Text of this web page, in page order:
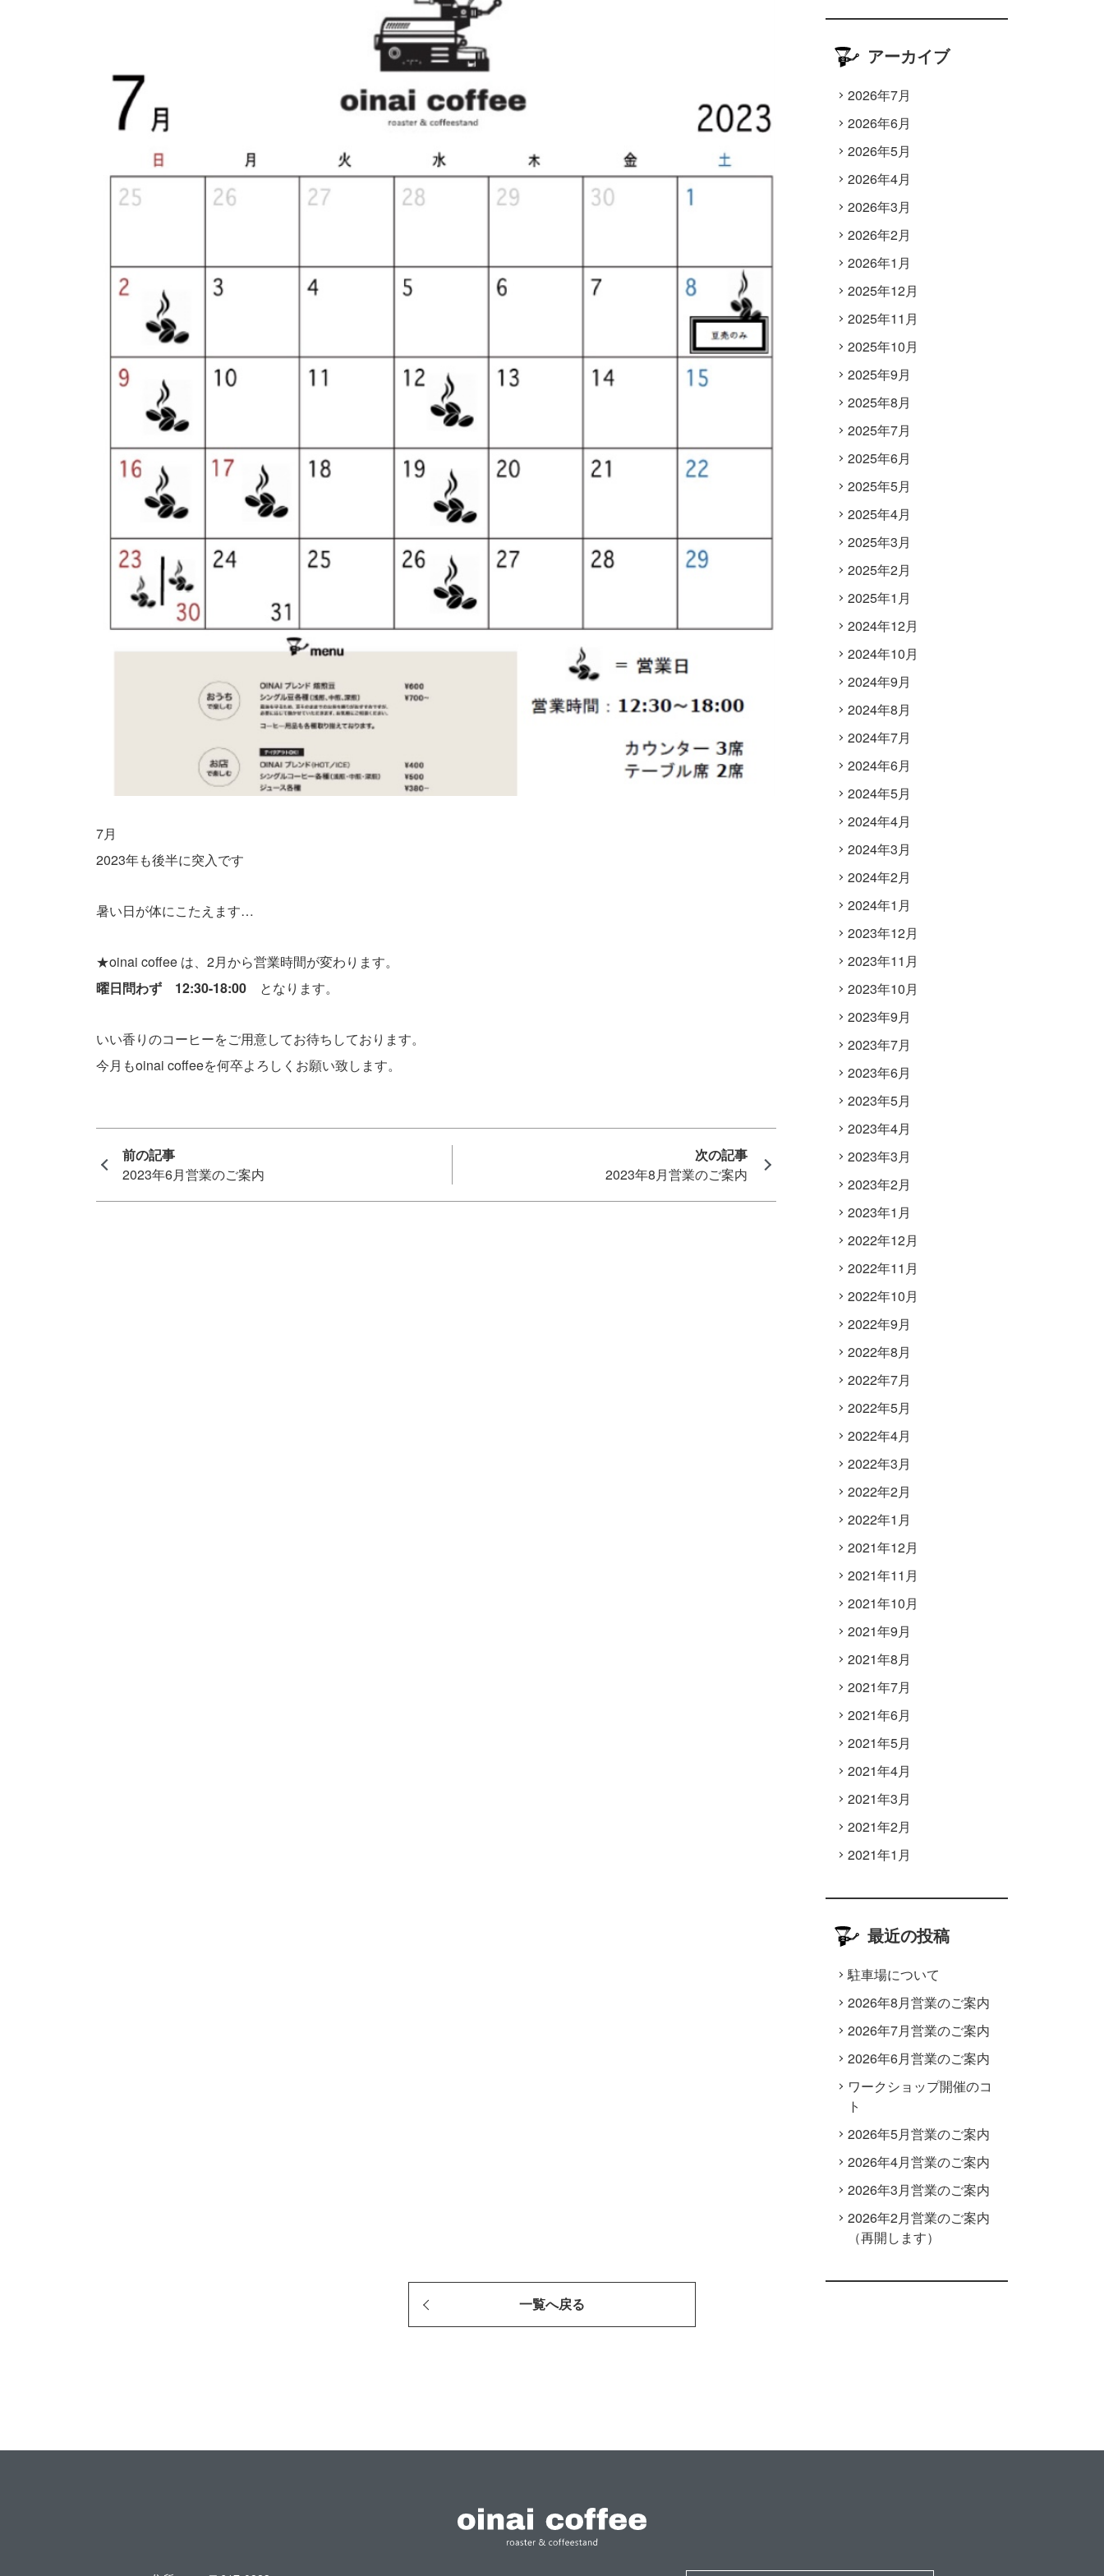
7月
2023年も後半に突入です
暑い日が体にこたえます…
★oinai coffee は、2月から営業時間が変わります。
曜日問わず 12:30-18:00 となります。
いい香りのコーヒーをご用意してお待ちしております。
今月もoinai coffeeを何卒よろしくお願い致します。
2023年6月営業のご案内 2023年8月営業のご案内
アーカイブ
2026年7月
2026年6月
2026年5月
2026年4月
2026年3月
2026年2月
2026年1月
2025年12月
2025年11月
2025年10月
2025年9月
2025年8月
2025年7月
2025年6月
2025年5月
2025年4月
2025年3月
2025年2月
2025年1月
2024年12月
2024年10月
2024年9月
2024年8月
2024年7月
2024年6月
2024年5月
2024年4月
2024年3月
2024年2月
2024年1月
2023年12月
2023年11月
2023年10月
2023年9月
2023年7月
2023年6月
2023年5月
2023年4月
2023年3月
2023年2月
2023年1月
2022年12月
2022年11月
2022年10月
2022年9月
2022年8月
2022年7月
2022年5月
2022年4月
2022年3月
2022年2月
2022年1月
2021年12月
2021年11月
2021年10月
2021年9月
2021年8月
2021年7月
2021年6月
2021年5月
2021年4月
2021年3月
2021年2月
2021年1月
最近の投稿
駐車場について
2026年8月営業のご案内
2026年7月営業のご案内
2026年6月営業のご案内
ワークショップ開催のコ
ト
2026年5月営業のご案内
2026年4月営業のご案内
2026年3月営業のご案内
2026年2月営業のご案内
（再開します）
一覧へ戻る